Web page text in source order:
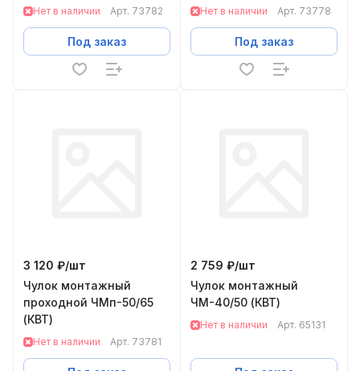
Нет в наличии Арт. 73782
Под заказ
Нет в наличии Арт. 73778
Под заказ
3 120 ₽/шт
Чулок монтажный
проходной ЧМп-50/65
(КВТ)
Нет в наличии Арт. 73781
2 759 ₽/шт
Чулок монтажный
ЧМ-40/50 (КВТ)
Нет в наличии Арт. 65131